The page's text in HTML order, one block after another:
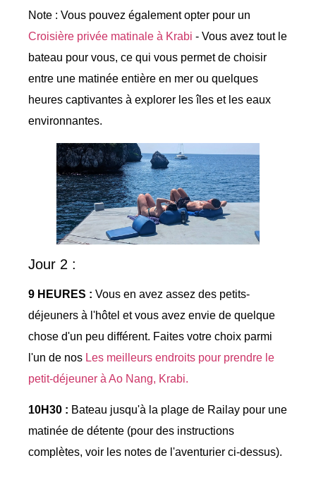
Note : Vous pouvez également opter pour un
Croisière privée matinale à Krabi - Vous avez tout le
bateau pour vous, ce qui vous permet de choisir
entre une matinée entière en mer ou quelques
heures captivantes à explorer les îles et les eaux
environnantes.
Jour 2 :
9 HEURES : Vous en avez assez des petits-
déjeuners à l'hôtel et vous avez envie de quelque
chose d'un peu différent. Faites votre choix parmi
l'un de nos Les meilleurs endroits pour prendre le
petit-déjeuner à Ao Nang, Krabi.
10H30 : Bateau jusqu'à la plage de Railay pour une
matinée de détente (pour des instructions
complètes, voir les notes de l'aventurier ci-dessus).